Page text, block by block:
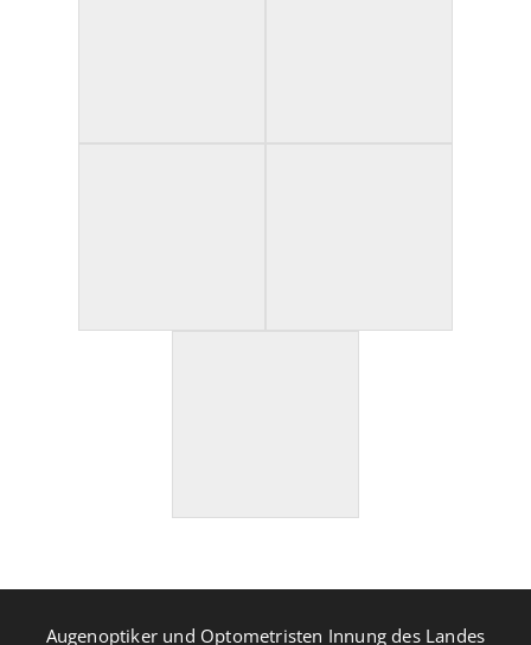
Augenoptiker und Optometristen Innung des Landes